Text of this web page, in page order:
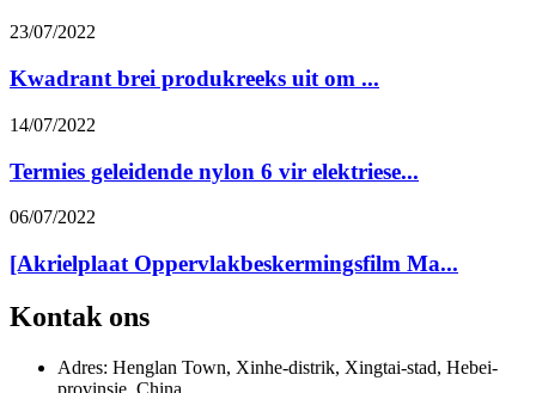
23/07/2022
Kwadrant brei produkreeks uit om ...
14/07/2022
Termies geleidende nylon 6 vir elektriese...
06/07/2022
[Akrielplaat Oppervlakbeskermingsfilm Ma...
Kontak ons
Adres: Henglan Town, Xinhe-distrik, Xingtai-stad, Hebei-
provinsie, China